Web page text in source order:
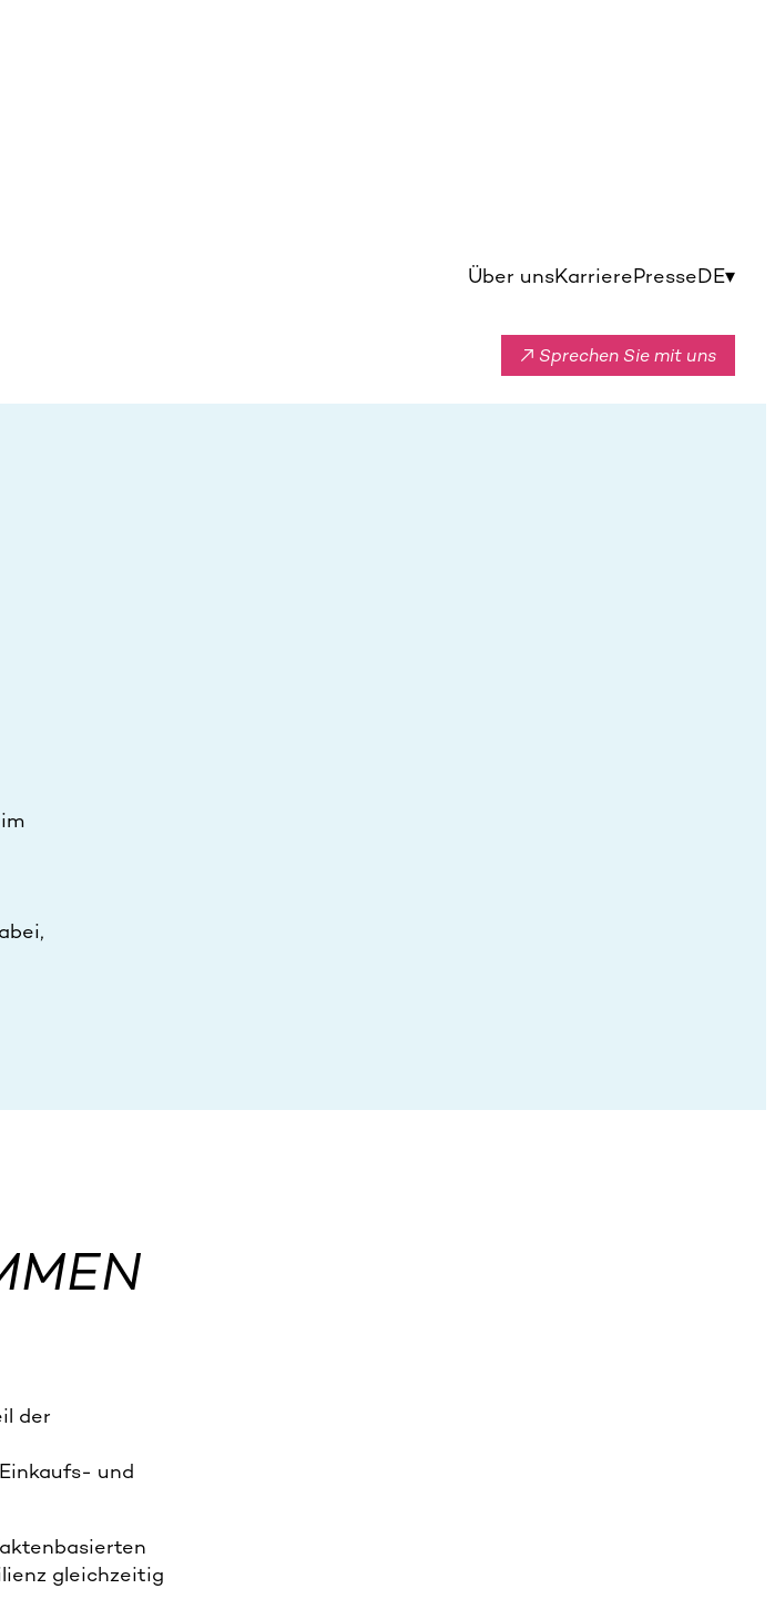
Über unsKarrierePresseDE▾
↗ Sprechen Sie mit uns
der
und
gleichzeitig